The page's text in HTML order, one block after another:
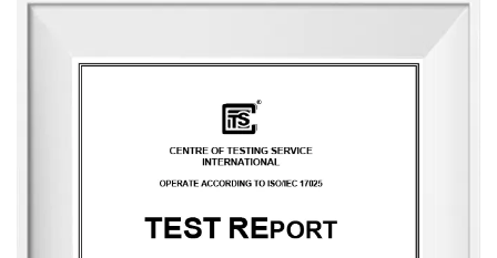
de fabrication robuste, l'entreprise aspire à devenir une
entreprise leader dans l'industrie chinoise du parfum. Elle
possède la marque anglaise « MESCENTE » et la marque
chinoise « MIXIN ». L'équipe de design professionnelle
propose des solutions d'identité de marque personnalisées
et est équipée de six lignes de production automatisées,